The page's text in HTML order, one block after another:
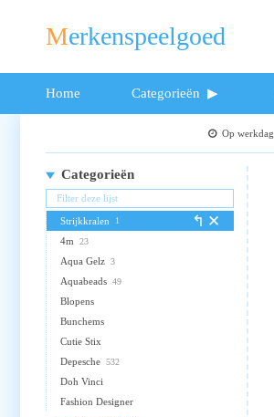
Merkenspeelgoed
Home Categorieën
Op
Categorieën
Strijkkralen 1
4m 23
Aqua Gelz 3
Aquabeads 49
Blopens
Bunchems
Cutie Stix
Depesche 532
Doh Vinci
Fashion Designer